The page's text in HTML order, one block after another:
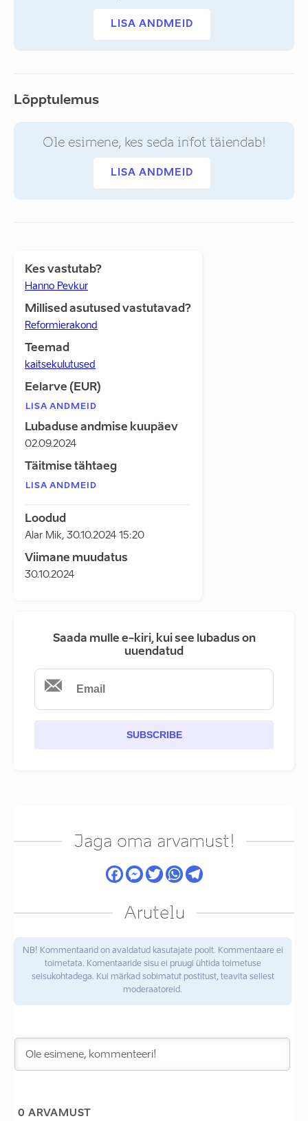
LISA ANDMEID
Lõpptulemus
Ole esimene, kes seda infot täiendab!
LISA ANDMEID
Kes vastutab?
Hanno Pevkur
Millised asutused vastutavad?
Reformierakond
Teemad
kaitsekulutused
Eelarve (EUR)
LISA ANDMEID
Lubaduse andmise kuupäev
02.09.2024
Täitmise tähtaeg
LISA ANDMEID
Loodud
Alar Mik, 30.10.2024 15:20
Viimane muudatus
30.10.2024
Saada mulle e-kiri, kui see lubadus on
uuendatud
SUBSCRIBE
Jaga oma arvamust!
Arutelu
NB! Kommentaarid on avaldatud kasutajate poolt. Kommentaare ei
toimetata. Komentaaride sisu ei pruugi ühtida toimetuse
seisukohtadega. Kui märkad sobimatut postitust, teavita sellest
moderaatoreid.
0 ARVAMUST